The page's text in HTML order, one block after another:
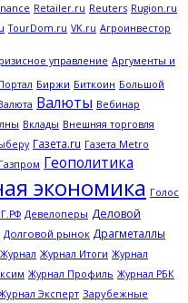
Retailer.ru Reuters Rugion.ru
TourDom.ru VK.ru Агроинвестор
управление Аргументы и
Биржи Биткоин Большой
Валюты Вебинар
Вклады Внешняя торговля
Газета.ru Газета Metro
Газпром Геополитика
экономика Голос
Девелоперы Деловой
Долговой рынок Драгметаллы
Журнал Итоги Журнал
Журнал Профиль Журнал РБК
Эксперт Зарубежные